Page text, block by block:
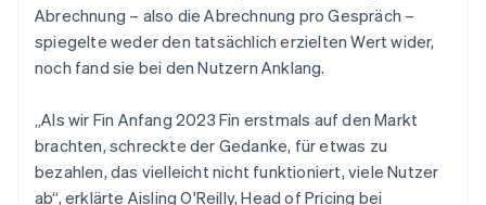
Abrechnung – also die Abrechnung pro Gespräch –
spiegelte weder den tatsächlich erzielten Wert wider,
noch fand sie bei den Nutzern Anklang.
„Als wir Fin Anfang 2023 Fin erstmals auf den Markt
brachten, schreckte der Gedanke, für etwas zu
bezahlen, das vielleicht nicht funktioniert, viele Nutzer
ab“, erklärte Aisling O'Reilly, Head of Pricing bei